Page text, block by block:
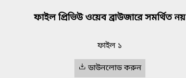
ফাইল প্রিভিউ ওয়েব ব্রাউজারে সমর্থিত নয়
ফাইল ১
ডাউনলোড করুন